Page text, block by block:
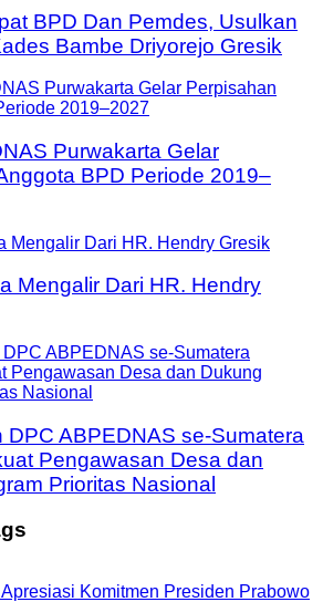
BPD Dan Pemdes, Usulkan
Bambe Driyorejo Gresik
Purwakarta Gelar
BPD Periode 2019–
Mengalir Dari HR. Hendry
DPC ABPEDNAS se-Sumatera
Pengawasan Desa dan
Prioritas Nasional